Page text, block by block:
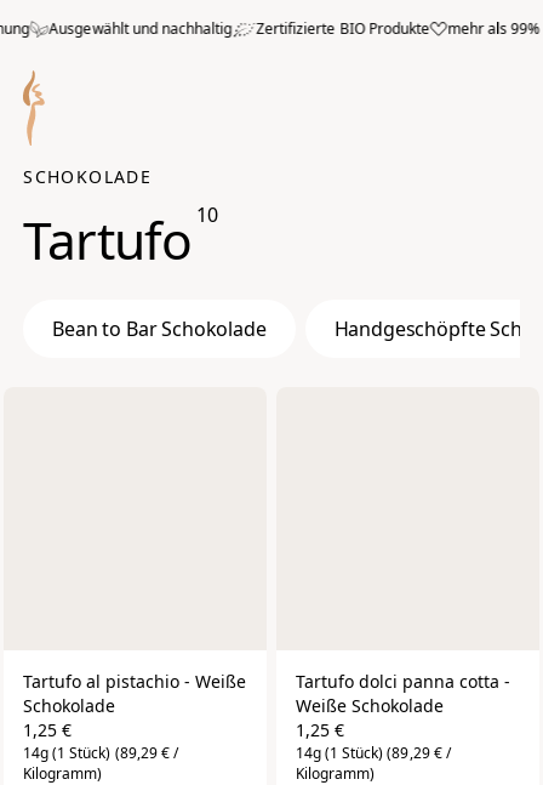
Ausgewählt und nachhaltig Zertifizierte BIO Produkte mehr als 99%
SCHOKOLADE
Tartufo 10
Bean to Bar Schokolade Handgeschöpfte
Tartufo al pistachio - Weiße
Schokolade
1,25 €
14g (1 Stück) (89,29 € /
Kilogramm)
Tartufo dolci panna cotta -
Weiße Schokolade
1,25 €
14g (1 Stück) (89,29 € /
Kilogramm)